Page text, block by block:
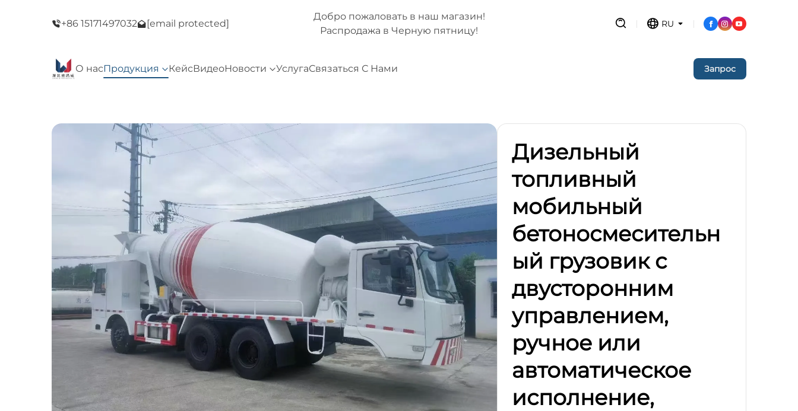
+86 15171497032 [email protected]
Черную пятницу!
Добро пожаловать в наш магазин!
Распродажа в Черную пятницу!
Добро пожаловать в наш магазин!
Распродажа в Черную пятницу!
RU
О насПродукция КейсВидеоНовости УслугаСвязаться С Нами Запрос
Дизельный
топливный
мобильный
бетоносмесительн
ый грузовик с
двусторонним
управлением,
ручное или
автоматическое
исполнение,